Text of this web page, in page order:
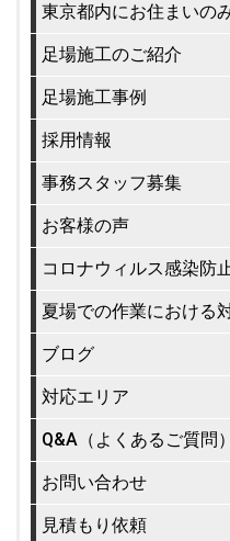
東京都内にお住まいの
足場施工のご紹介
足場施工事例
採用情報
事務スタッフ募集
お客様の声
コロナウィルス感染防
夏場での作業における
ブログ
対応エリア
Q&A（よくあるご質問）
お問い合わせ
見積もり依頼